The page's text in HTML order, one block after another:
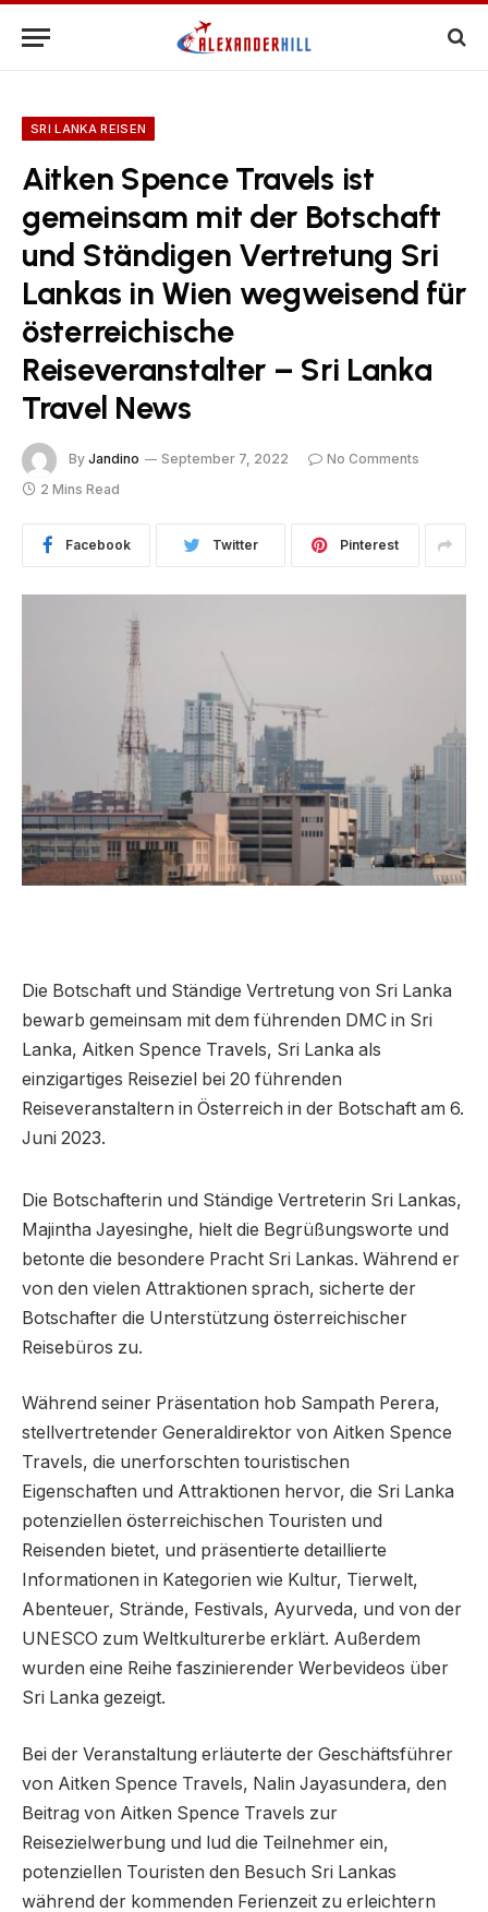
SRI LANKA REISEN
Aitken Spence Travels ist
gemeinsam mit der Botschaft
und Ständigen Vertretung Sri
Lankas in Wien wegweisend für
österreichische
Reiseveranstalter – Sri Lanka
Travel News
By Jandino September 7, 2022
No Comments
2 Mins Read
Facebook Twitter Pinterest
Die Botschaft und Ständige Vertretung von Sri Lanka
bewarb gemeinsam mit dem führenden DMC in Sri
Lanka, Aitken Spence Travels, Sri Lanka als
einzigartiges Reiseziel bei 20 führenden
Reiseveranstaltern in Österreich in der Botschaft am 6.
Juni 2023.
Die Botschafterin und Ständige Vertreterin Sri Lankas,
Majintha Jayesinghe, hielt die Begrüßungsworte und
betonte die besondere Pracht Sri Lankas. Während er
von den vielen Attraktionen sprach, sicherte der
Botschafter die Unterstützung österreichischer
Reisebüros zu.
Während seiner Präsentation hob Sampath Perera,
stellvertretender Generaldirektor von Aitken Spence
Travels, die unerforschten touristischen
Eigenschaften und Attraktionen hervor, die Sri Lanka
potenziellen österreichischen Touristen und
Reisenden bietet, und präsentierte detaillierte
Informationen in Kategorien wie Kultur, Tierwelt,
Abenteuer, Strände, Festivals, Ayurveda, und von der
UNESCO zum Weltkulturerbe erklärt. Außerdem
wurden eine Reihe faszinierender Werbevideos über
Sri Lanka gezeigt.
Bei der Veranstaltung erläuterte der Geschäftsführer
von Aitken Spence Travels, Nalin Jayasundera, den
Beitrag von Aitken Spence Travels zur
Reisezielwerbung und lud die Teilnehmer ein,
potenziellen Touristen den Besuch Sri Lankas
während der kommenden Ferienzeit zu erleichtern